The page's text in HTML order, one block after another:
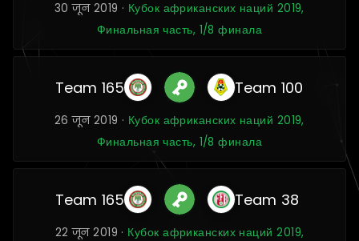
30 जून 2019 · Кубок африканских наций 2019,
Финальная часть, 1/8 финала
Team 165 Team 100
26 जून 2019 · Кубок африканских наций 2019,
Финальная часть, 1/8 финала
Team 165 Team 38
22 जून 2019 · Кубок африканских наций 2019,